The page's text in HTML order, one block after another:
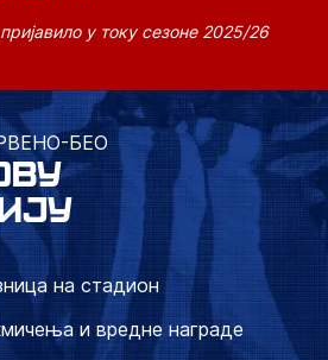
у току сезоне 2025/26
БЕО
на стадион
и вредне награде